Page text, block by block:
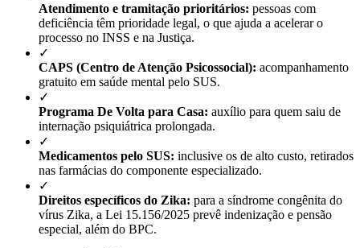
Atendimento e tramitação prioritários: pessoas com
deficiência têm prioridade legal, o que ajuda a acelerar o
processo no INSS e na Justiça.
✓
CAPS (Centro de Atenção Psicossocial): acompanhamento
gratuito em saúde mental pelo SUS.
✓
Programa De Volta para Casa: auxílio para quem saiu de
internação psiquiátrica prolongada.
✓
Medicamentos pelo SUS: inclusive os de alto custo, retirados
nas farmácias do componente especializado.
✓
Direitos específicos do Zika: para a síndrome congênita do
vírus Zika, a Lei 15.156/2025 prevê indenização e pensão
especial, além do BPC.